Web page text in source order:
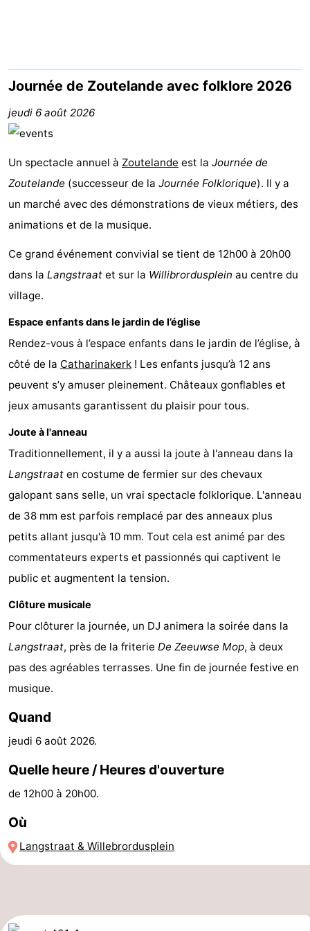
Duinoord
-
Duinweg
-
Kurhaus
Residentie
Soutelande
Campings
Chambre
De
Zandput
-
Duinzicht
-
Joossesweg
-
Kustlicht
-
Strandcamping
Valkenisse
-
Zee,
Bos
en
Duin
Hôtels
Last
minutes
Plages
Voir
et
faire
Lieux
d'intérêt
-
Musées
-
Monuments
-
Églises
-
Phares
-
Points
Attractions
de
Aires
-
Journée de Zoutelande avec folklore 2026
jeudi 6 août 2026
Un spectacle annuel à Zoutelande est la Journée de
Zoutelande (successeur de la Journée Folklorique). Il y a
un marché avec des démonstrations de vieux métiers, des
animations et de la musique.
Ce grand événement convivial se tient de 12h00 à 20h00
dans la Langstraat et sur la Willibrordusplein au centre du
village.
Espace enfants dans le jardin de l’église
Rendez-vous à l’espace enfants dans le jardin de l’église, à
côté de la Catharinakerk ! Les enfants jusqu’à 12 ans
peuvent s’y amuser pleinement. Châteaux gonflables et
jeux amusants garantissent du plaisir pour tous.
Joute à l'anneau
Traditionnellement, il y a aussi la joute à l'anneau dans la
Langstraat en costume de fermier sur des chevaux
galopant sans selle, un vrai spectacle folklorique. L'anneau
de 38 mm est parfois remplacé par des anneaux plus
petits allant jusqu'à 10 mm. Tout cela est animé par des
commentateurs experts et passionnés qui captivent le
public et augmentent la tension.
Clôture musicale
Pour clôturer la journée, un DJ animera la soirée dans la
Langstraat, près de la friterie De Zeeuwse Mop, à deux
pas des agréables terrasses. Une fin de journée festive en
musique.
Quand
jeudi 6 août 2026.
Quelle heure / Heures d'ouverture
de 12h00 à 20h00.
Où
Langstraat & Willebrordusplein